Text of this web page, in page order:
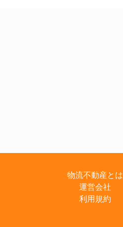
物流不動産とは
運営会社
利用規約